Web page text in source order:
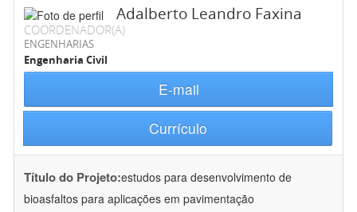
Adalberto Leandro Faxina
COORDENADOR(A)
ENGENHARIAS
Engenharia Civil
E-mail
Currículo
Título do Projeto:estudos para desenvolvimento de
bioasfaltos para aplicações em pavimentação